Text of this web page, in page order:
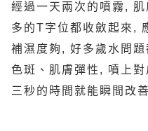
經過一天兩次的噴霧,
多的T字位都收斂起來,
補濕度夠, 好多歲水問
色斑、肌膚彈性, 噴上
三秒的時間就能瞬間改